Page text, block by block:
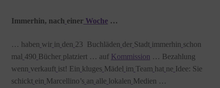
Immerhin, nach einerWoche…
… haben wir in den 23 Buchläden der Stadt immerhin schon
mal 490 Bücher platziert … auf Kommission … Bezahlung
wenn verkauft ist! Ein kluges Mädel im Team hat ne Idee: Sie
schickt ein Marcellino’s an alle lokalen Medien …